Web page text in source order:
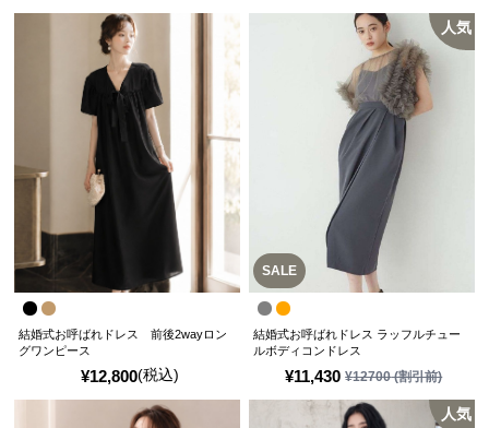
¥12,800(税込)
結婚式お呼ばれドレス 前後2wayロン
グワンピース
SALE
人気
¥11,430 ¥12700(割引前)
結婚式お呼ばれドレス ラッフルチュー
ルボディコンドレス
人気